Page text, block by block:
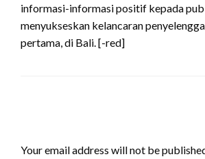
informasi-informasi positif kepada
menyukseskan kelancaran
pertama, di Bali. [-red]
Your email address will not be